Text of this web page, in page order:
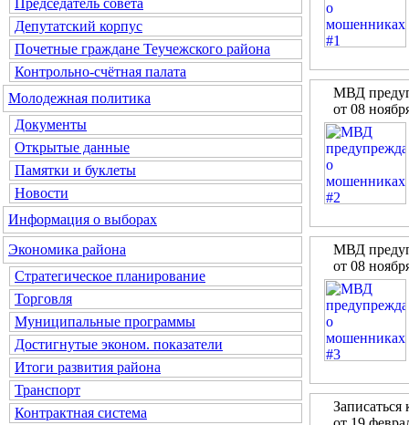
Председатель совета
Депутатский корпус
Почетные граждане Теучежского района
Контрольно-счётная палата
Молодежная политика
Документы
Открытые данные
Памятки и буклеты
Новости
Информация о выборах
Экономика района
Стратегическое планирование
Торговля
Муниципальные программы
Достигнутые эконом. показатели
Итоги развития района
Транспорт
Контрактная система
МВД
от 08
МВД
от 08
Записаться